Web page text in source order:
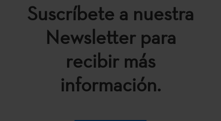
Suscríbete a nuestra
Newsletter para
recibir más
información.